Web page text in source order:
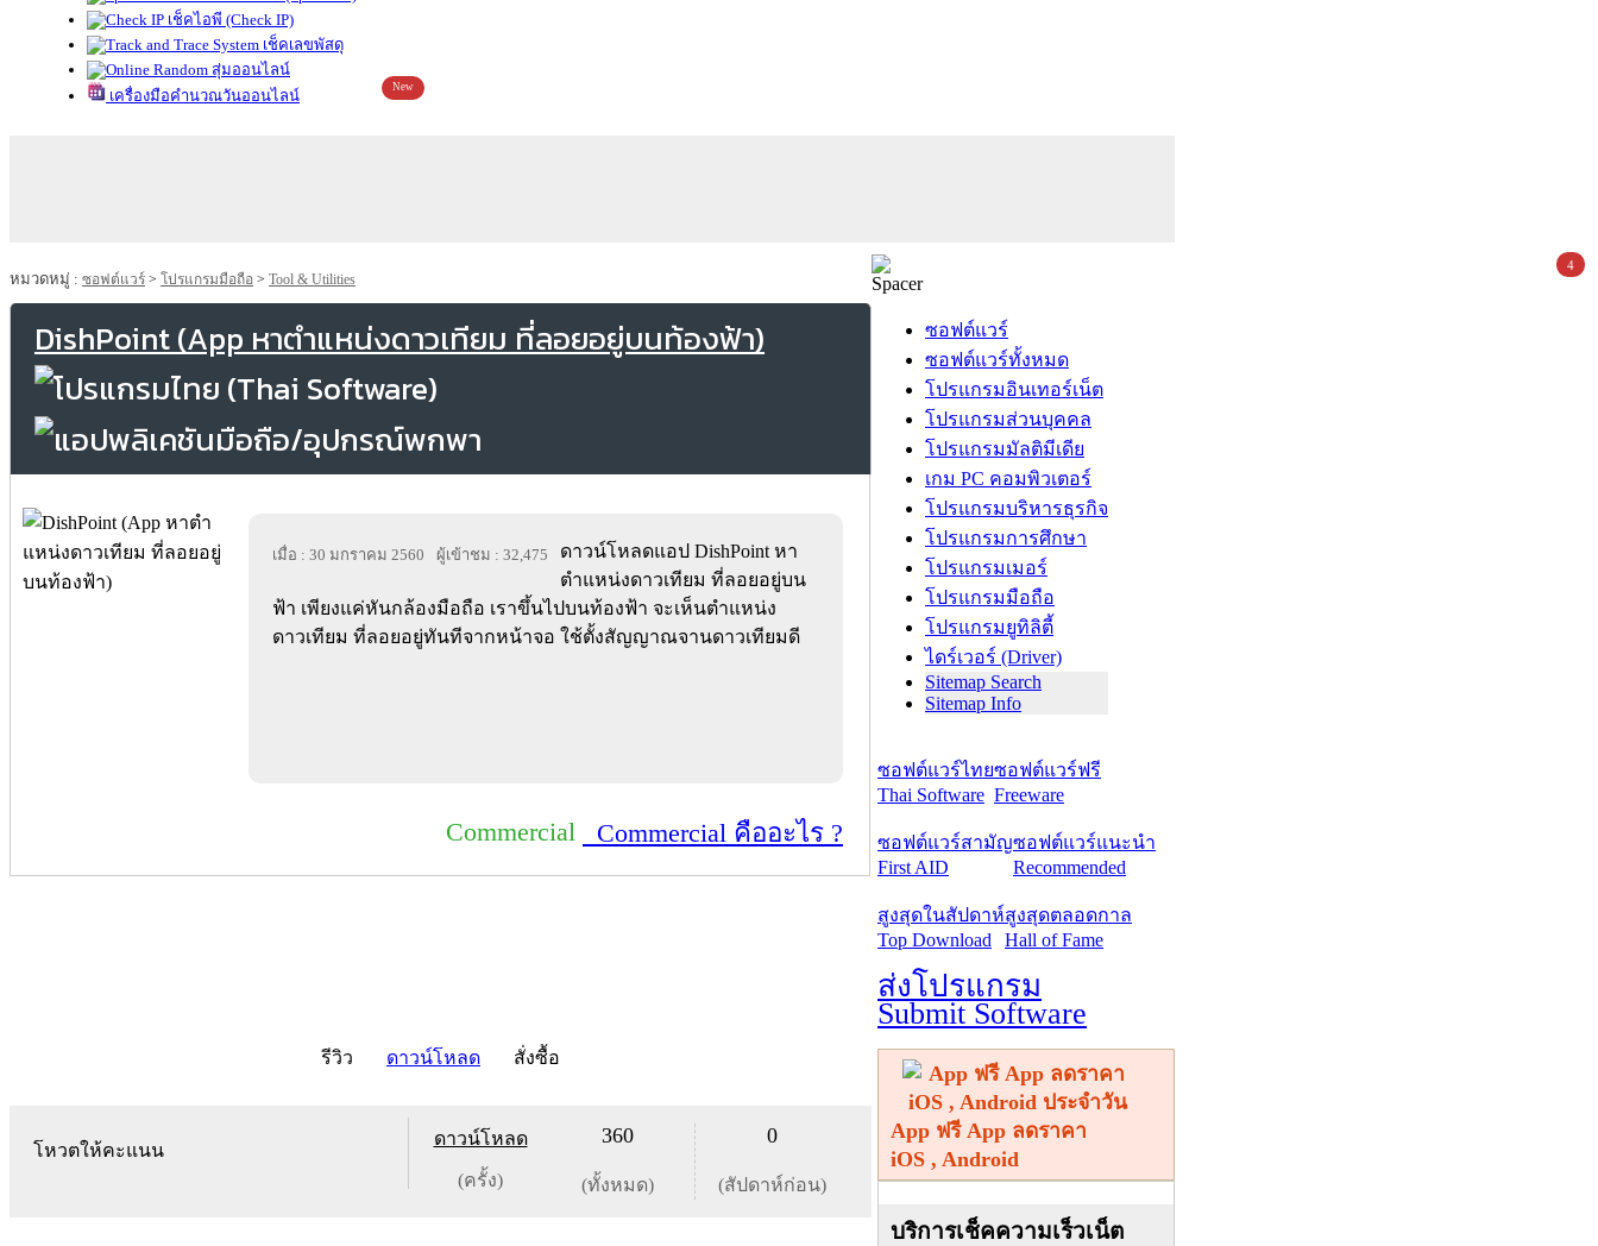
เช็คไอพี (Check IP)
เช็คเลขพัสดุ
สุ่มออนไลน์
เครื่องมือคำนวณวันออนไลน์
New
หมวดหมู่ : ซอฟต์แวร์ > โปรแกรมมือถือ > Tool & Utilities
DishPoint (App หาตําแหน่งดาวเทียม ที่ลอยอยู่บนท้องฟ้า)
เมื่อ : 30 มกราคม 2560 ผู้เข้าชม : 32,475
ดาวน์โหลดแอป DishPoint หา
ตำแหน่งดาวเทียม ที่ลอยอยู่บน
ฟ้า เพียงแค่หันกล้องมือถือ เราขึ้นไปบนท้องฟ้า จะเห็นตำแหน่ง
ดาวเทียม ที่ลอยอยู่ทันทีจากหน้าจอ ใช้ตั้งสัญญาณจานดาวเทียมดี
Commercial Commercial คืออะไร ?
รีวิว ดาวน์โหลด สั่งซื้อ
โหวตให้คะแนน
ดาวน์โหลด
(ครั้ง)
360
(ทั้งหมด)
0
(สัปดาห์ก่อน)
ซอฟต์แวร์
ซอฟต์แวร์ทั้งหมด
โปรแกรมอินเทอร์เน็ต
โปรแกรมส่วนบุคคล
โปรแกรมมัลติมีเดีย
เกม PC คอมพิวเตอร์
โปรแกรมบริหารธุรกิจ
โปรแกรมการศึกษา
โปรแกรมเมอร์
โปรแกรมมือถือ
โปรแกรมยูทิลิตี้
ไดร์เวอร์ (Driver)
Sitemap Search
Sitemap Info
ซอฟต์แวร์ไทย
Thai Software
ซอฟต์แวร์ฟรี
Freeware
ซอฟต์แวร์สามัญ
First AID
ซอฟต์แวร์แนะนำ
Recommended
สูงสุดในสัปดาห์
Top Download
สูงสุดตลอดกาล
Hall of Fame
ส่งโปรแกรม
Submit Software
App ฟรี App ลดราคา
iOS , Android
บริการเช็คความเร็วเน็ต
4